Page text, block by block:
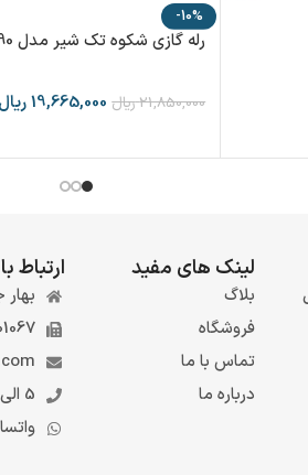
-10%
رله گازی شکوه تک شیر مدل G790
21,850,000ریال 19,665,000ریال
لینک های مفید
بلاگ
فروشگاه
تماس با ما
درباره ما
ارتباط
بهار
- 021
5 الی 77635731 - 021 داخلی 6